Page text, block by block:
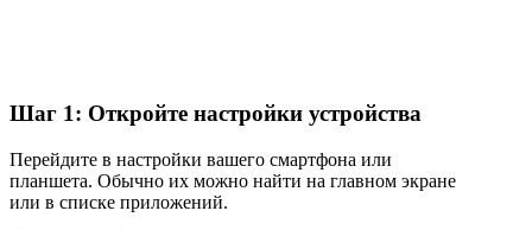
Шаг 1: Откройте настройки устройства
Перейдите в настройки вашего смартфона или
планшета. Обычно их можно найти на главном экране
или в списке приложений.